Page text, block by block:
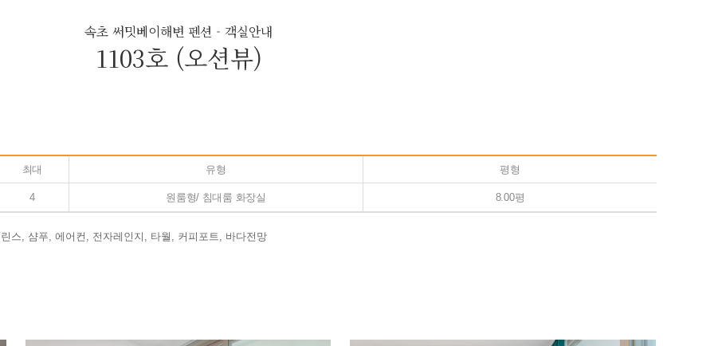
속초 써밋베이해변 펜션 - 객실안내
1103호 (오션뷰)
최대 유형 평형
4 원룸형/ 침대룸 화장실 8.00평
스, 샴푸, 에어컨, 전자레인지, 타월, 커피포트, 바다전망